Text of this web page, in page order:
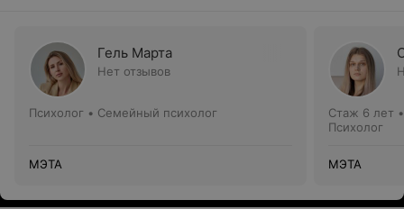
Гель Марта
Нет отзывов
Психолог • Семейный психолог
МЭТА
Стаж 6 лет
Психолог
МЭТА